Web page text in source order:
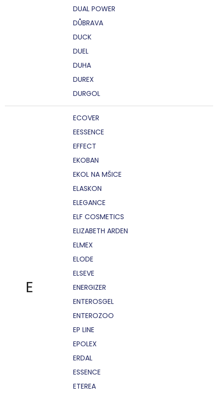
DUAL POWER
DŮBRAVA
DUCK
DUEL
DUHA
DUREX
DURGOL
E
ECOVER
EESSENCE
EFFECT
EKOBAN
EKOL NA MŠICE
ELASKON
ELEGANCE
ELF COSMETICS
ELIZABETH ARDEN
ELMEX
ELODE
ELSEVE
ENERGIZER
ENTEROSGEL
ENTEROZOO
EP LINE
EPOLEX
ERDAL
ESSENCE
ETEREA